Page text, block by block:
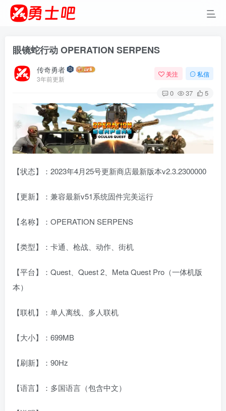
眼镜蛇行动 OPERATION SERPENS
传奇勇者
3年前更新
关注 私信
0 37 5
【状态】：2023年4月25号更新商店最新版本v2.3.2300000
【更新】：兼容最新v51系统固件完美运行
【名称】：OPERATION SERPENS
【类型】：卡通、枪战、动作、街机
【平台】：Quest、Quest 2、Meta Quest Pro（一体机版
本）
【联机】：单人离线、多人联机
【大小】：699MB
【刷新】：90Hz
【语言】：多国语言（包含中文）